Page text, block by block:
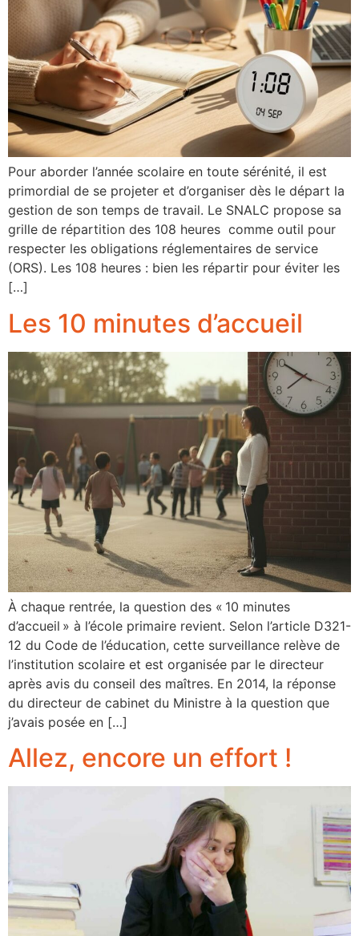
Pour aborder l’année scolaire en toute sérénité, il est
primordial de se projeter et d’organiser dès le départ la
gestion de son temps de travail. Le SNALC propose sa
grille de répartition des 108 heures comme outil pour
respecter les obligations réglementaires de service
(ORS). Les 108 heures : bien les répartir pour éviter les
[…]
Les 10 minutes d’accueil
À chaque rentrée, la question des « 10 minutes
d’accueil » à l’école primaire revient. Selon l’article D321-
12 du Code de l’éducation, cette surveillance relève de
l’institution scolaire et est organisée par le directeur
après avis du conseil des maîtres. En 2014, la réponse
du directeur de cabinet du Ministre à la question que
j’avais posée en […]
Allez, encore un effort !